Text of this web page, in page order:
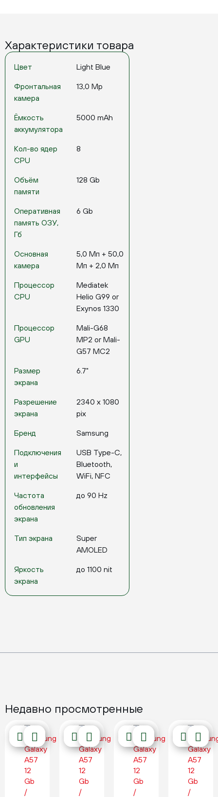
Характеристики товара
Цвет Light Blue
Фронтальная
камера
13,0 Mp
Ёмкость
аккумулятора
5000 mAh
Кол-во ядер
CPU
8
Объём
памяти
128 Gb
Оперативная
память ОЗУ,
Гб
6 Gb
Основная
камера
5,0 Мп + 50,0
Мп + 2,0 Мп
Процессор
CPU
Mediatek
Helio G99 or
Exynos 1330
Процессор
GPU
Mali-G68
MP2 or Mali-
G57 MC2
Размер
экрана
6.7"
Разрешение
экрана
2340 x 1080
pix
Бренд Samsung
Подключения
и
интерфейсы
USB Type-C,
Bluetooth,
WiFi, NFC
Частота
обновления
экрана
до 90 Hz
Тип экрана
Super
AMOLED
Яркость
экрана
до 1100 nit
Недавно просмотренные